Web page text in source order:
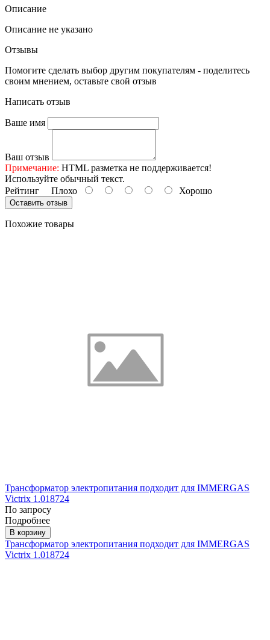
Описание
Описание не указано
Отзывы
Помогите сделать выбор другим покупателям - поделитесь
своим мнением, оставьте свой отзыв
Написать отзыв
Ваше имя
Ваш отзыв
Примечание: HTML разметка не поддерживается!
Используйте обычный текст.
Рейтинг Плохо Хорошо
Оставить отзыв
Похожие товары
Трансформатор электропитания подходит для IMMERGAS
Victrix 1.018724
По запросу
Подробнее
В корзину
Трансформатор электропитания подходит для IMMERGAS
Victrix 1.018724